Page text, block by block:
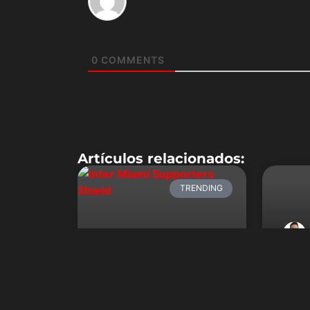
0 COMMENTS
Artículos relacionados:
TRENDING